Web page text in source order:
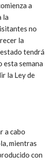
a
la
no
la
tendrá
esta semana
la Ley de
a cabo
mientras
con